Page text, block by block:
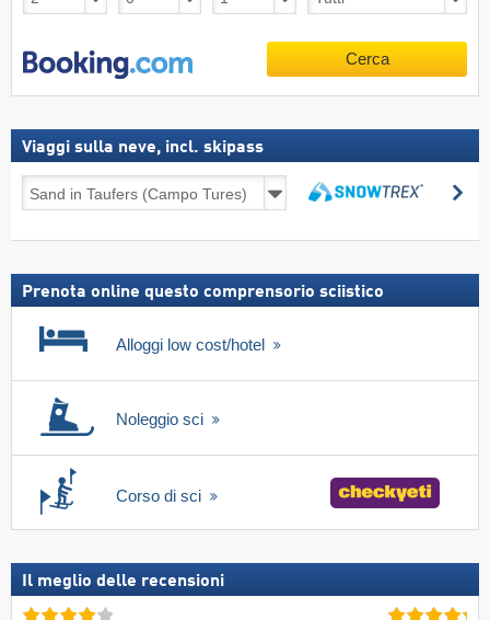
Cerca
Viaggi sulla neve, incl. skipass
Viaggi
sulla
incl.
Prenota online questo comprensorio sciistico
Alloggi low cost/hotel
Noleggio sci
Corso di sci
Il meglio delle recensioni